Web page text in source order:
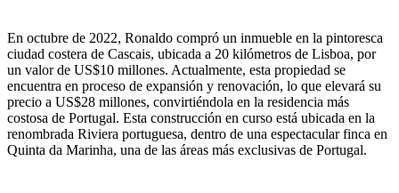
En octubre de 2022, Ronaldo compró un inmueble en la pintoresca
ciudad costera de Cascais, ubicada a 20 kilómetros de Lisboa, por
un valor de US$10 millones. Actualmente, esta propiedad se
encuentra en proceso de expansión y renovación, lo que elevará su
precio a US$28 millones, convirtiéndola en la residencia más
costosa de Portugal. Esta construcción en curso está ubicada en la
renombrada Riviera portuguesa, dentro de una espectacular finca en
Quinta da Marinha, una de las áreas más exclusivas de Portugal.